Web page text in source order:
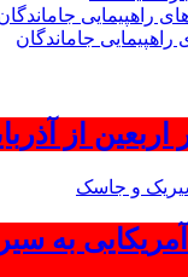
جاماندگان
به